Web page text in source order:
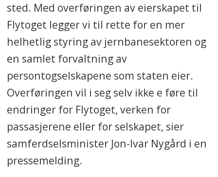
sted. Med overføringen av eierskapet til
Flytoget legger vi til rette for en mer
helhetlig styring av jernbanesektoren og
en samlet forvaltning av
persontogselskapene som staten eier.
Overføringen vil i seg selv ikke e føre til
endringer for Flytoget, verken for
passasjerene eller for selskapet, sier
samferdselsminister Jon-Ivar Nygård i en
pressemelding.